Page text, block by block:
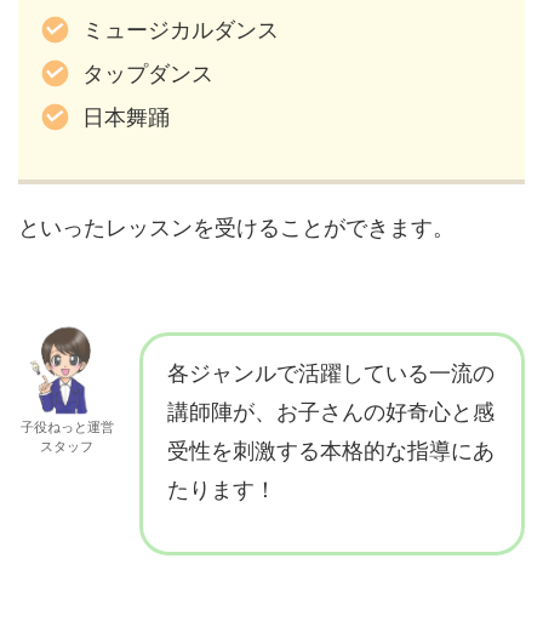
ミュージカルダンス
タップダンス
日本舞踊
といったレッスンを受けることができます。
子役ねっと運営
スタッフ
各ジャンルで活躍している一流の
講師陣が、お子さんの好奇心と感
受性を刺激する本格的な指導にあ
たります！